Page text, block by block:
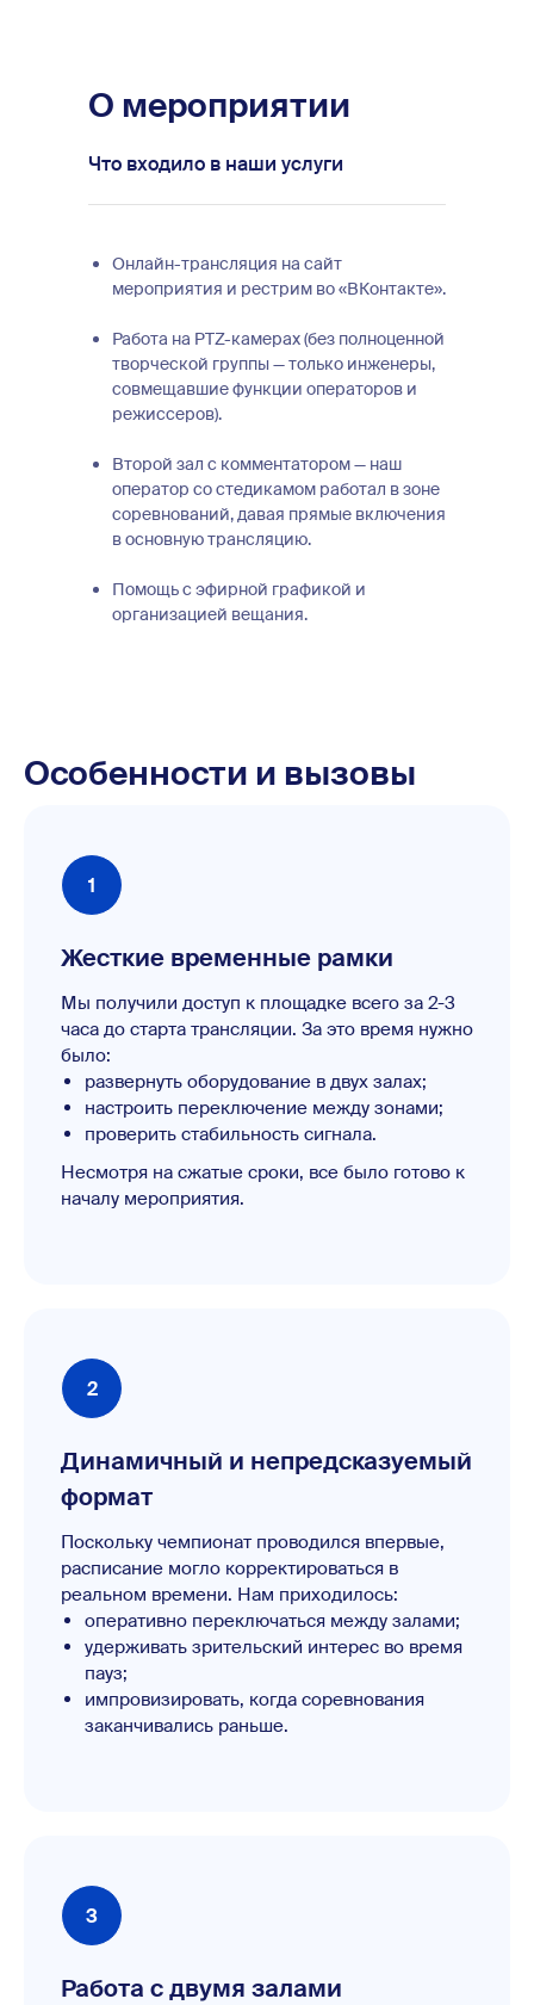
О мероприятии
Онлайн-трансляция на сайт
мероприятия и рестрим во «ВКонтакте».
Работа на PTZ-камерах (без полноценной
творческой группы — только инженеры,
совмещавшие функции операторов и
режиссеров).
Второй зал с комментатором — наш
оператор со стедикамом работал в зоне
соревнований, давая прямые включения
в основную трансляцию.
Помощь с эфирной графикой и
организацией вещания.
Что входило в наши услуги
Особенности и вызовы
Жесткие временные рамки
Мы получили доступ к площадке всего за 2-3
часа до старта трансляции. За это время нужно
было:
развернуть оборудование в двух залах;
настроить переключение между зонами;
проверить стабильность сигнала.
Несмотря на сжатые сроки, все было готово к
началу мероприятия.
Динамичный и непредсказуемый
формат
Поскольку чемпионат проводился впервые,
расписание могло корректироваться в
реальном времени. Нам приходилось:
оперативно переключаться между залами;
удерживать зрительский интерес во время
пауз;
импровизировать, когда соревнования
заканчивались раньше.
Работа с двумя залами